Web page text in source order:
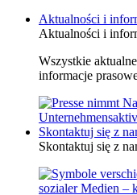
Aktualności i
Aktualności i
Wszystkie
informacje
Skontaktuj się z
Skontaktuj się z